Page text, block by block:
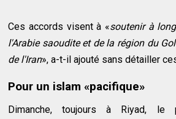
Ces accords visent à «soutenir à
l'Arabie saoudite et de la région du
de l'Iran», a-t-il ajouté sans détailler
Pour un islam «pacifique»
Dimanche, toujours à Riyad, le